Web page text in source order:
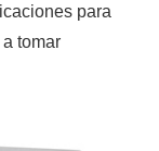
para
tomar